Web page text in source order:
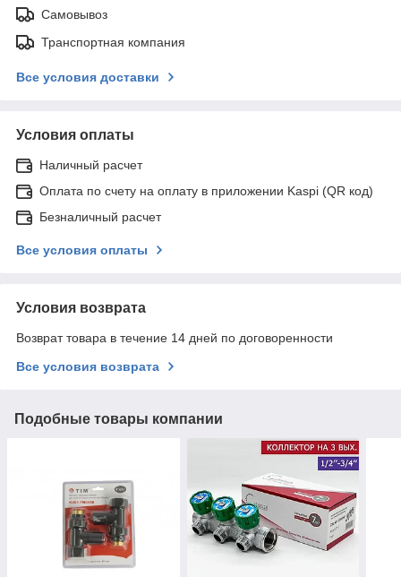
Самовывоз
Транспортная компания
Все условия доставки
Условия оплаты
Наличный расчет
Оплата по счету на оплату в приложении Kaspi (QR код)
Безналичный расчет
Все условия оплаты
Условия возврата
Возврат товара в течение 14 дней по договоренности
Все условия возврата
Подобные товары компании